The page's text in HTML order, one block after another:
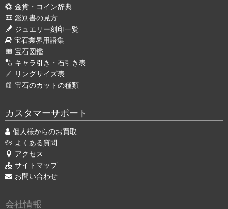
金貨・コイン辞典
鑑別書の見方
ジュエリー刻印一覧
宝石業界用語集
宝石図鑑
キャラ引き・石引き表
リングサイズ表
宝石のカットの種類
カスタマーサポート
個人様からのお買取
よくある質問
アクセス
サイトマップ
お問い合わせ
会社情報